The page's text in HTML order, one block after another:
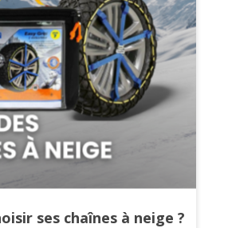
ses chaînes à neige ?